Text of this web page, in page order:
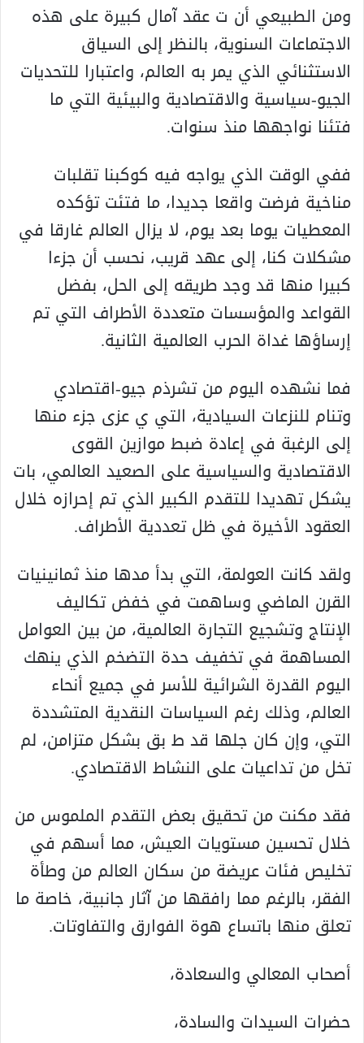
ومن الطبيعي أن ت عقد آمال كبيرة على هذه
الاجتماعات السنوية، بالنظر إلى السياق
الاستثنائي الذي يمر به العالم، واعتبارا للتحديات
الجيو-سياسية والاقتصادية والبيئية التي ما
فتئنا نواجهها منذ سنوات.
ففي الوقت الذي يواجه فيه كوكبنا تقلبات
مناخية فرضت واقعا جديدا، ما فتئت تؤكده
المعطيات يوما بعد يوم، لا يزال العالم غارقا في
مشكلات كنا، إلى عهد قريب، نحسب أن جزءا
كبيرا منها قد وجد طريقه إلى الحل، بفضل
القواعد والمؤسسات متعددة الأطراف التي تم
إرساؤها غداة الحرب العالمية الثانية.
فما نشهده اليوم من تشرذم جيو-اقتصادي
وتنام للنزعات السيادية، التي ي عزى جزء منها
إلى الرغبة في إعادة ضبط موازين القوى
الاقتصادية والسياسية على الصعيد العالمي، بات
يشكل تهديدا للتقدم الكبير الذي تم إحرازه خلال
العقود الأخيرة في ظل تعددية الأطراف.
ولقد كانت العولمة، التي بدأ مدها منذ ثمانينيات
القرن الماضي وساهمت في خفض تكاليف
الإنتاج وتشجيع التجارة العالمية، من بين العوامل
المساهمة في تخفيف حدة التضخم الذي ينهك
اليوم القدرة الشرائية للأسر في جميع أنحاء
العالم، وذلك رغم السياسات النقدية المتشددة
التي، وإن كان جلها قد ط بق بشكل متزامن، لم
تخل من تداعيات على النشاط الاقتصادي.
فقد مكنت من تحقيق بعض التقدم الملموس من
خلال تحسين مستويات العيش، مما أسهم في
تخليص فئات عريضة من سكان العالم من وطأة
الفقر، بالرغم مما رافقها من آثار جانبية، خاصة ما
تعلق منها باتساع هوة الفوارق والتفاوتات.
أصحاب المعالي والسعادة،
حضرات السيدات والسادة،